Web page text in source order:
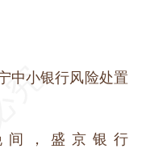
中小银行风险处置
，盛京银行